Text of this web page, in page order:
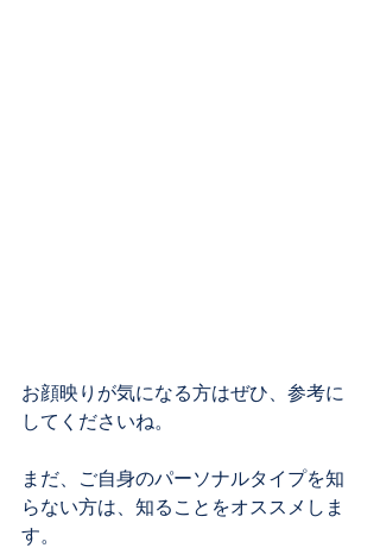
お顔映りが気になる方はぜひ、参考に
してくださいね。
まだ、ご自身のパーソナルタイプを知
らない方は、知ることをオススメしま
す。